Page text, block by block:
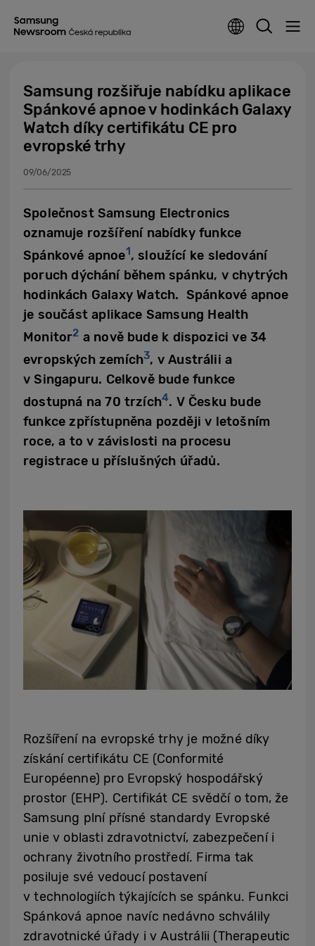
Samsung rozšiřuje nabídku aplikace
Spánkové apnoe v hodinkách Galaxy
Watch díky certifikátu CE pro
evropské trhy
09/06/2025
Společnost Samsung Electronics
oznamuje rozšíření nabídky funkce
Spánkové apnoe1, sloužící ke sledování
poruch dýchání během spánku, v chytrých
hodinkách Galaxy Watch. Spánkové apnoe
je součást aplikace Samsung Health
Monitor2 a nově bude k dispozici ve 34
evropských zemích3, v Austrálii a
v Singapuru. Celkově bude funkce
dostupná na 70 trzích4. V Česku bude
funkce zpřístupněna později v letošním
roce, a to v závislosti na procesu
registrace u příslušných úřadů.
Rozšíření na evropské trhy je možné díky
získání certifikátu CE (Conformité
Européenne) pro Evropský hospodářský
prostor (EHP). Certifikát CE svědčí o tom, že
Samsung plní přísné standardy Evropské
unie v oblasti zdravotnictví, zabezpečení i
ochrany životního prostředí. Firma tak
posiluje své vedoucí postavení
v technologiích týkajících se spánku. Funkci
Spánková apnoe navíc nedávno schválily
zdravotnické úřady i v Austrálii (Therapeutic